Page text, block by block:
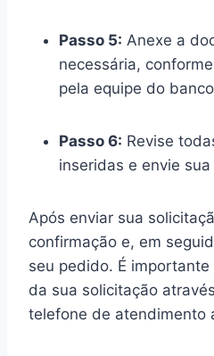
Passo 5: Anexe a
necessária,
pela equipe do
Passo 6: Revise
inseridas e envie
Após enviar sua
confirmação e, em
seu pedido. É
da sua solicitação
telefone de atendimento